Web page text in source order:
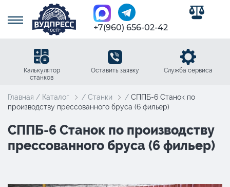
+7(960) 656-02-42
Калькулятор
станков
Оставить заявку Служба сервиса
0
Главная / Каталог / Станки / СППБ-6 Станок по
производству прессованного бруса (6 фильер)
СППБ-6 Станок по производству
прессованного бруса (6 фильер)